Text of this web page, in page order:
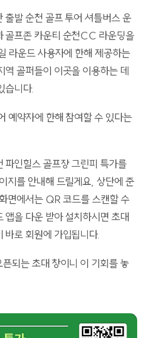
발 순천 골프 투어 셔틀버스 운
골프존 카운티 순천CC 라운딩을
라운드 사용자에 한해 제공하는
역 골퍼들이 이곳을 이용하는 데
습니다.
예약자에 한해 참여할 수 있다는
파인힐스 골프장 그린피 특가를
지를 안내해 드릴게요, 상단에 준
면에서는 QR 코드를 스캔할 수
앱을 다운 받아 설치하시면 초대
바로 회원에 가입됩니다.
되는 초대 창이니 이 기회를 놓